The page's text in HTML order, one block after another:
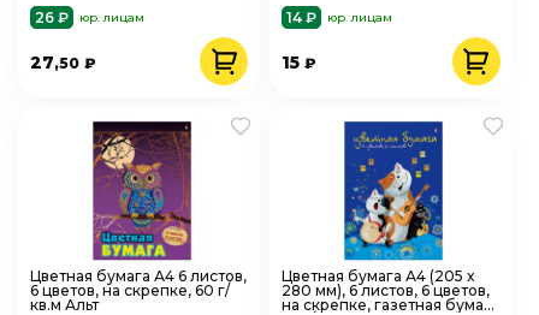
26 ₽
юр. лицам
27,50 ₽
14 ₽
юр. лицам
15₽
Цветная бумага А4 6 листов,
6 цветов, на скрепке, 60 г/
кв.м Альт
Цветная бумага А4 (205 х
280 мм), 6 листов, 6 цветов,
на скрепке, газетная бумага